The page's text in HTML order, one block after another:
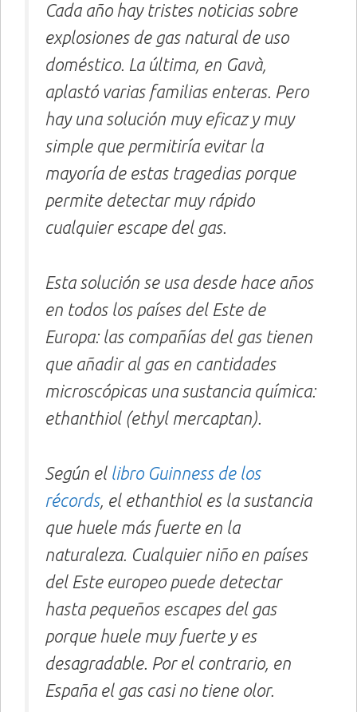
Cada año hay tristes noticias sobre
explosiones de gas natural de uso
doméstico. La última, en Gavà,
aplastó varias familias enteras. Pero
hay una solución muy eficaz y muy
simple que permitiría evitar la
mayoría de estas tragedias porque
permite detectar muy rápido
cualquier escape del gas.
Esta solución se usa desde hace años
en todos los países del Este de
Europa: las compañías del gas tienen
que añadir al gas en cantidades
microscópicas una sustancia química:
ethanthiol (ethyl mercaptan).
Según el libro Guinness de los
récords, el ethanthiol es la sustancia
que huele más fuerte en la
naturaleza. Cualquier niño en países
del Este europeo puede detectar
hasta pequeños escapes del gas
porque huele muy fuerte y es
desagradable. Por el contrario, en
España el gas casi no tiene olor.